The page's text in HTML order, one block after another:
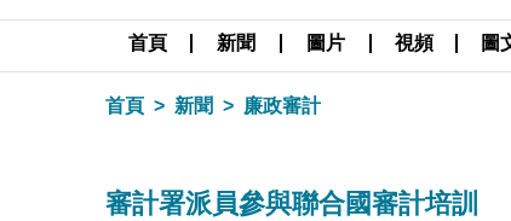
首頁 新聞 圖片 視頻 圖
首頁 新聞 廉政審計
審計署派員參與聯合國審計培訓